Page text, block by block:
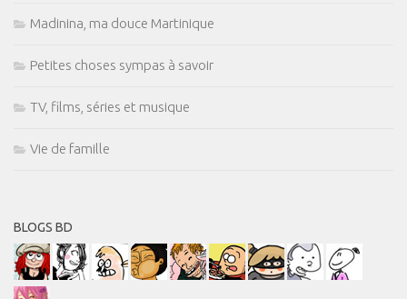
Madinina, ma douce Martinique
Petites choses sympas à savoir
TV, films, séries et musique
Vie de famille
BLOGS BD